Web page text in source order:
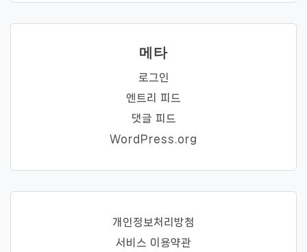
메타
로그인
엔트리 피드
댓글 피드
WordPress.org
개인정보처리방첨
서비스 이용약관